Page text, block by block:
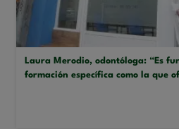
Laura Merodio, odontóloga: “Es
formación específica como la que